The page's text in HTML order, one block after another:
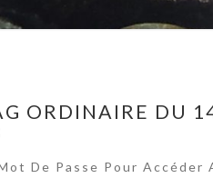
ORDINAIRE DU
De Passe Pour Accéder